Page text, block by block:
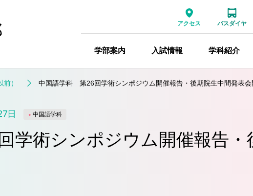
アクセス バスダイヤ
学部案内 入試情報 学科紹介
） 中国語学科 第26回学術シンポジウム開催報告・後期院生中間発表会
日 中国語学科
学術シンポジウム開催報告・